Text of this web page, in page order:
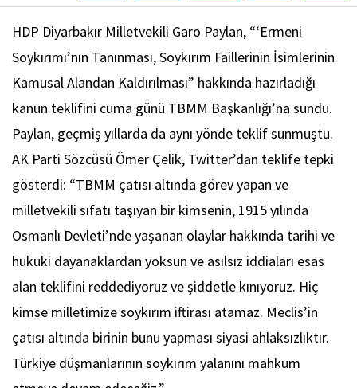
HDP Diyarbakır Milletvekili Garo Paylan, “‘Ermeni
Soykırımı’nın Tanınması, Soykırım Faillerinin İsimlerinin
Kamusal Alandan Kaldırılması” hakkında hazırladığı
kanun teklifini cuma günü TBMM Başkanlığı’na sundu.
Paylan, geçmiş yıllarda da aynı yönde teklif sunmuştu.
AK Parti Sözcüsü Ömer Çelik, Twitter’dan teklife tepki
gösterdi: “TBMM çatısı altında görev yapan ve
milletvekili sıfatı taşıyan bir kimsenin, 1915 yılında
Osmanlı Devleti’nde yaşanan olaylar hakkında tarihi ve
hukuki dayanaklardan yoksun ve asılsız iddiaları esas
alan teklifini reddediyoruz ve şiddetle kınıyoruz. Hiç
kimse milletimize soykırım iftirası atamaz. Meclis’in
çatısı altında birinin bunu yapması siyasi ahlaksızlıktır.
Türkiye düşmanlarının soykırım yalanını mahkum